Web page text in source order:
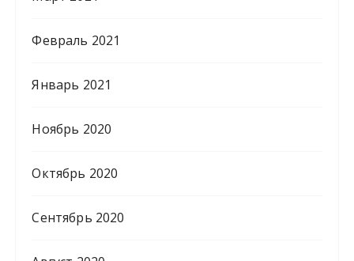
Февраль 2021
Январь 2021
Ноябрь 2020
Октябрь 2020
Сентябрь 2020